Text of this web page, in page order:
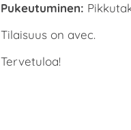
Pukeutuminen:
Tilaisuus on avec.
Tervetuloa!